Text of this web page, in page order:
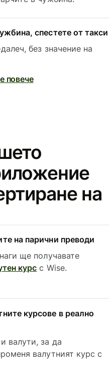
спестете от такси
без значение на
повече
на
на парични преводи
ще получавате
курс с Wise.
курсове в реално
валути, за да
валутният курс с